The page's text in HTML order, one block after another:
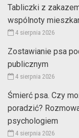
Tabliczki z
wspólnoty
4 sierpnia 2026
Zostawianie psa
publicznym
4 sierpnia 2026
Śmierć psa. Czy
poradzić?
psychologiem
4 sierpnia 2026